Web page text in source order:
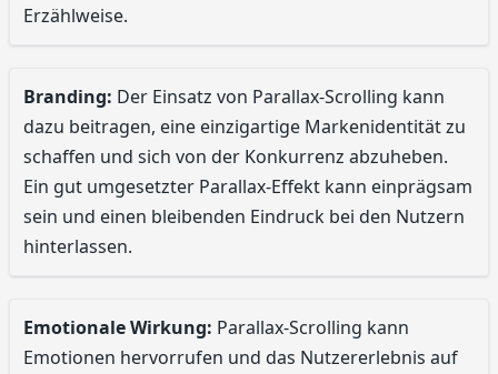
Erzählweise.
Branding: Der Einsatz von Parallax-Scrolling kann
dazu beitragen, eine einzigartige Markenidentität zu
schaffen und sich von der Konkurrenz abzuheben.
Ein gut umgesetzter Parallax-Effekt kann einprägsam
sein und einen bleibenden Eindruck bei den Nutzern
hinterlassen.
Emotionale Wirkung: Parallax-Scrolling kann
Emotionen hervorrufen und das Nutzererlebnis auf